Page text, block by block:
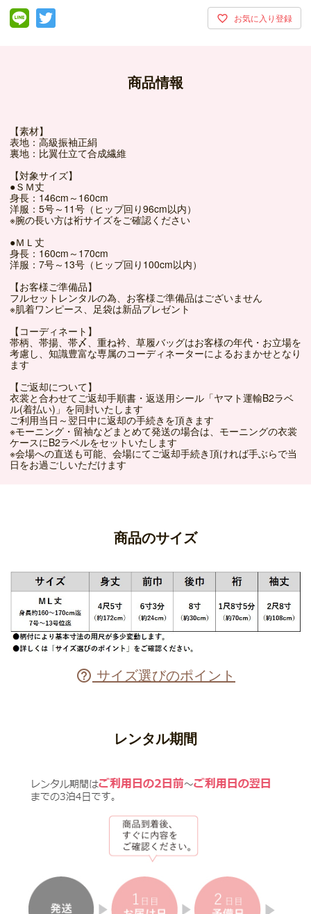
商品情報
【素材】
表地：高級振袖正絹
裏地：比翼仕立て合成繊維
【対象サイズ】
●ＳＭ丈
身長：146cm～160cm
洋服：5号～11号（ヒップ回り96cm以内）
※腕の長い方は裄サイズをご確認ください
●ＭＬ丈
身長：160cm～170cm
洋服：7号～13号（ヒップ回り100cm以内）
【お客様ご準備品】
フルセットレンタルの為、お客様ご準備品はございません
※肌着ワンピース、足袋は新品プレゼント
【コーディネート】
帯柄、帯揚、帯〆、重ね衿、草履バッグはお客様の年代・お立場を
考慮し、知識豊富な専属のコーディネーターによるおまかせとなり
ます
【ご返却について】
衣裳と合わせてご返却手順書・返送用シール「ヤマト運輸B2ラベ
ル(着払い)」を同封いたします
ご利用当日～翌日中に返却の手続きを頂きます
※モーニング・留袖などまとめて発送の場合は、モーニングの衣裳
ケースにB2ラベルをセットいたします
※会場への直送も可能、会場にてご返却手続き頂ければ手ぶらで当
日をお過ごしいただけます
商品のサイズ
 サイズ選びのポイント
レンタル期間